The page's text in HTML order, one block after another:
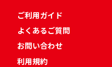
ご利用ガイド
よくあるご質問
お問い合わせ
利用規約